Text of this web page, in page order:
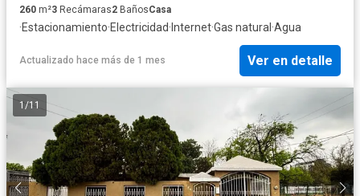
260 m²3 Recámaras2 BañosCasa
·Estacionamiento·Electricidad· Internet·Gas natural ·Agua
Actualizado hace más de 1 mes Ver en detalle
1/11